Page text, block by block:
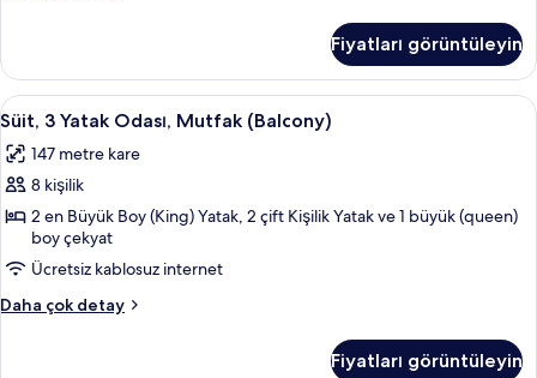
görün
Engellilere
Uygun,
Mutfak
Hearing)
hakkında
fazla
detay
Fiyatları görüntüleyin
Süit,
3
Yatak
Odası,
Mutfak
(Balcony)
için
tüm
Kaliteli yatak takımı, kuştüyü
6
Süit, 3 Yatak Odası, Mutfak (Balcony)
147 metre kare
8 kişilik
2 en Büyük Boy (King) Yatak, 2 çift Kişilik Yatak ve 1 büyük (queen)
boy çekyat
Ücretsiz kablosuz internet
Daha çok detay
Süit,
Fiyatları görüntüleyin